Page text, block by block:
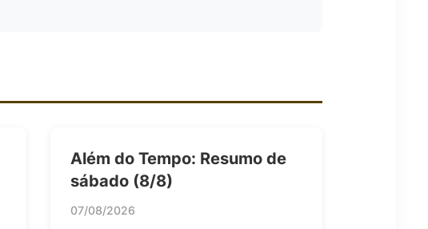
Além do Tempo: Resumo de
sábado (8/8)
07/08/2026